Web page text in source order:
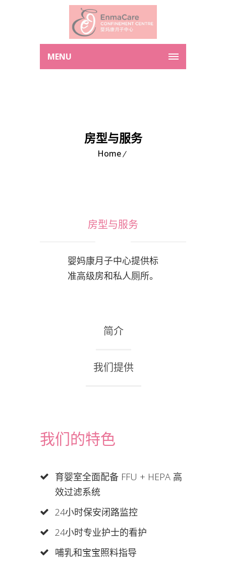
MENU
房型与服务
Home
房型与服务
婴妈康月子中心提供标
准高级房和私人厕所。
简介
我们提供
我们的特色
育婴室全面配备 FFU + HEPA 高
效过滤系统
24小时保安闭路监控
24小时专业护士的看护
哺乳和宝宝照料指导